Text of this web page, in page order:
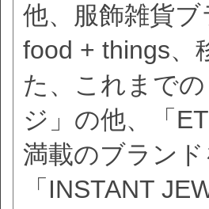
他、服飾雑貨
food + things、
た、これまで
ジ」の他、「
満載のブラン
「INSTANT